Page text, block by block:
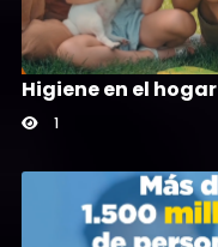
22
Higiene en el hogar
1